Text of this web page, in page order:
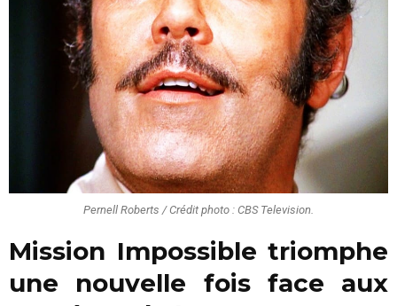
Pernell Roberts / Crédit photo : CBS Television.
Mission Impossible triomphe
une nouvelle fois face aux